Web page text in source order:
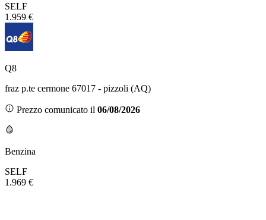
SELF
1.959 €
Q8
fraz p.te cermone 67017 - pizzoli (AQ)
Prezzo comunicato il 06/08/2026
Benzina
SELF
1.969 €